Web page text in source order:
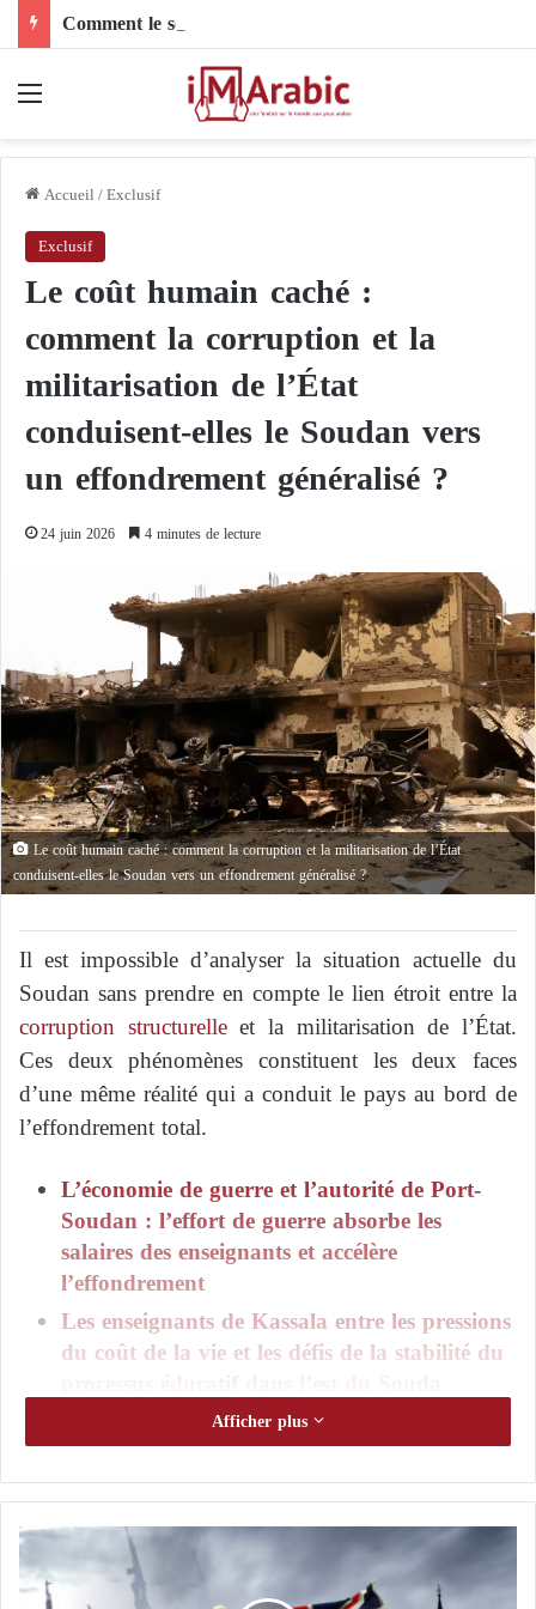
Accueil/Exclusif
Exclusif
Le coût humain caché :
comment la corruption et la
militarisation de l’État
conduisent-elles le Soudan vers
un effondrement généralisé ?
24 juin 2026 4 minutes de lecture
Le coût humain caché : comment la corruption et la militarisation de l’État
conduisent-elles le Soudan vers un effondrement généralisé ?
Il est impossible d’analyser la situation actuelle du
Soudan sans prendre en compte le lien étroit entre la
corruption structurelleet la militarisation de l’État.
Ces deux phénomènes constituent les deux faces
d’une même réalité qui a conduit le pays au bord de
l’effondrement total.
L’économie de guerre et l’autorité de Port-
Soudan : l’effort de guerre absorbe les
salaires des enseignants et accélère
l’effondrement
Les enseignants de Kassala entre les pressions
du coût de la vie et les défis de la stabilité du
Lorsque le pouvoir militaire devient à la fois
gouvernant, législateur et acteur économique, les
frontières entre les fonds publics et les intérêts privés
disparaissent, et la corruption devient un instrument
central de gouvernance et de maintien des loyautés.
Afficher plus
L
e
s